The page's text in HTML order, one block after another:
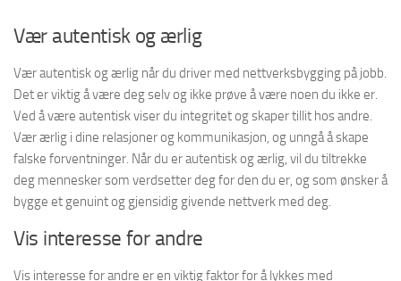
Vær autentisk og ærlig
Vær autentisk og ærlig når du driver med nettverksbygging på jobb.
Det er viktig å være deg selv og ikke prøve å være noen du ikke er.
Ved å være autentisk viser du integritet og skaper tillit hos andre.
Vær ærlig i dine relasjoner og kommunikasjon, og unngå å skape
falske forventninger. Når du er autentisk og ærlig, vil du tiltrekke
deg mennesker som verdsetter deg for den du er, og som ønsker å
bygge et genuint og gjensidig givende nettverk med deg.
Vis interesse for andre
Vis interesse for andre er en viktig faktor for å lykkes med